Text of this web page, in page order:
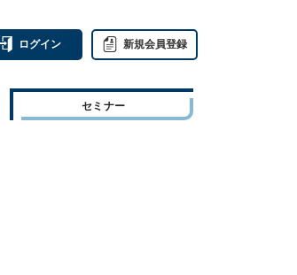
ログイン 新規会員登録
セミナー